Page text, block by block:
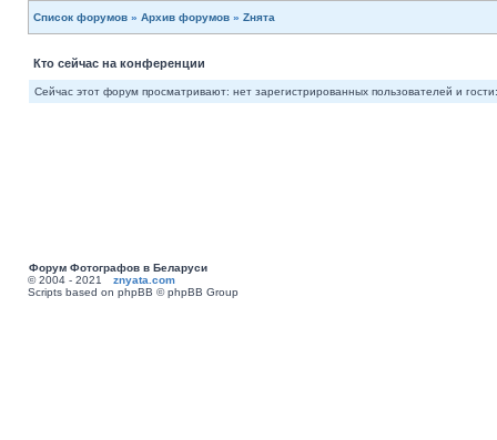
Список форумов » Архив форумов » Zнята
Кто сейчас на конференции
Сейчас этот форум просматривают: нет зарегистрированных пользователей и
Форум Фотографов в Беларуси
© 2004 - 2021 znyata.com
Scripts based on phpBB © phpBB Group